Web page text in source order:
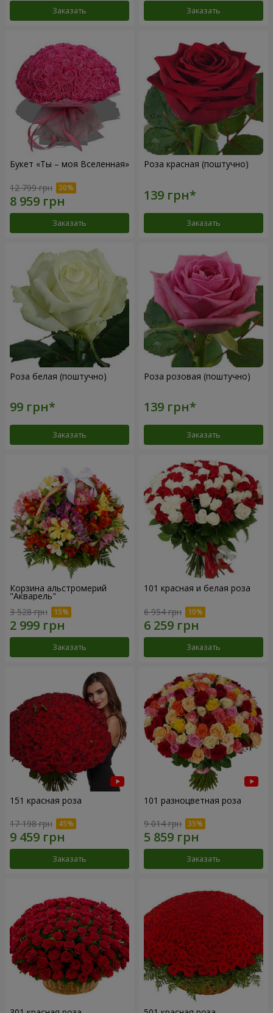
Заказать Заказать
Букет «Ты – моя Вселенная»
12 799 грн
Заказать
Роза красная (поштучно)
Заказать
Роза белая (поштучно)
Заказать
Роза розовая (поштучно)
Заказать
Корзина альстромерий
"Акварель"
3 528 грн
Заказать
101 красная и белая роза
6 954 грн
Заказать
151 красная роза
17 198 грн
Заказать
101 разноцветная роза
9 014 грн
Заказать